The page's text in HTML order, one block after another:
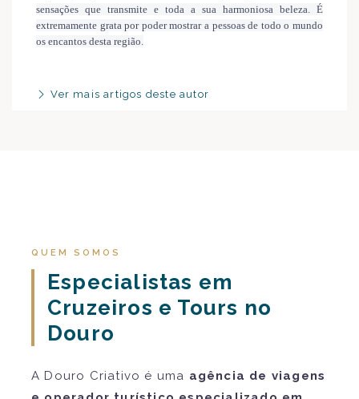
sensações que transmite e toda a sua harmoniosa beleza. É
extremamente grata por poder mostrar a pessoas de todo o mundo
os encantos desta região.
Ver mais artigos deste autor
QUEM SOMOS
Especialistas em
Cruzeiros e Tours no
Douro
A Douro Criativo é uma agência de viagens